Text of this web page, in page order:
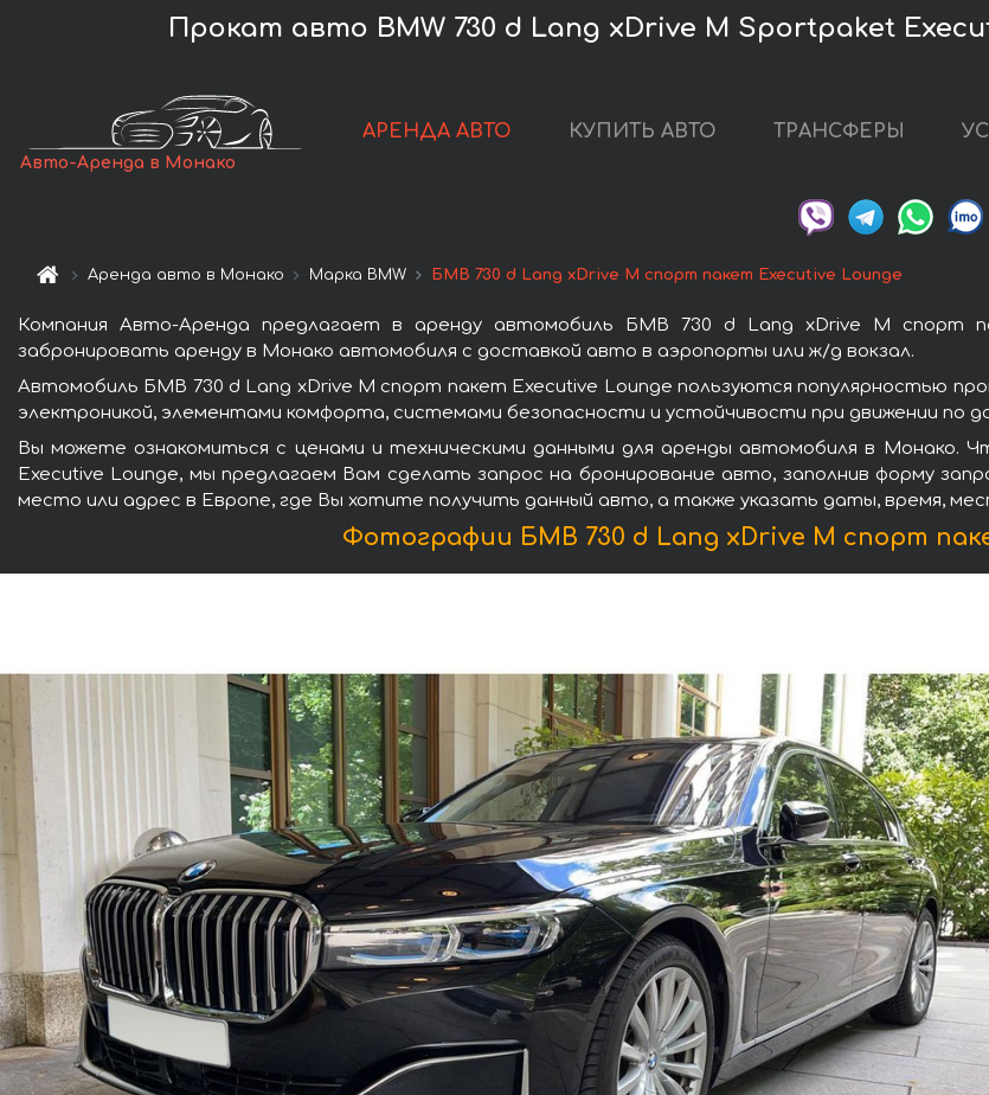
Прокат авто BMW 730 d Lang xDrive M Sportpaket
Авто-Аренда в Монако
АРЕНДА АВТО КУПИТЬ АВТО ТРАНСФЕРЫ
Аренда авто в Монако Марка BMW БМВ 730 d Lang xDrive M спорт пакет Executive Lounge
Компания Авто-Аренда предлагает в аренду автомобиль БМВ 730 d Lang xDrive M спорт
забронировать аренду в Монако автомобиля с доставкой авто в аэропорты или ж/д вокзал.
Автомобиль БМВ 730 d Lang xDrive M спорт пакет Executive Lounge пользуются популярностью
электроникой, элементами комфорта, системами безопасности и устойчивости при движении по
Вы можете ознакомиться с ценами и техническими данными для аренды автомобиля в Монако.
Executive Lounge, мы предлагаем Вам сделать запрос на бронирование авто, заполнив форму
место или адрес в Европе, где Вы хотите получить данный авто, а также указать даты, время,
Фотографии БМВ 730 d Lang xDrive M спорт